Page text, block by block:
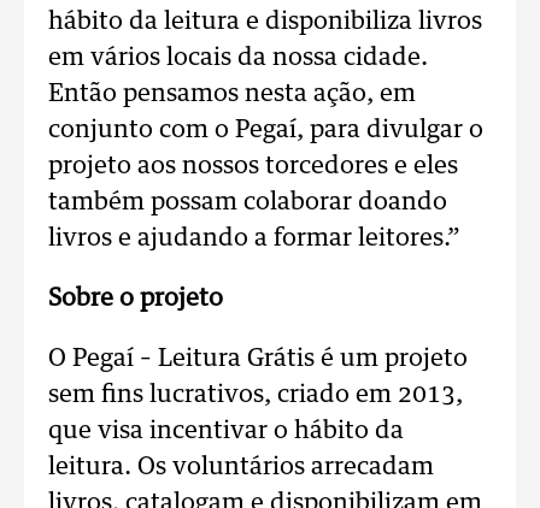
hábito da leitura e disponibiliza livros
em vários locais da nossa cidade.
Então pensamos nesta ação, em
conjunto com o Pegaí, para divulgar o
projeto aos nossos torcedores e eles
também possam colaborar doando
livros e ajudando a formar leitores.”
Sobre o projeto
O Pegaí – Leitura Grátis é um projeto
sem fins lucrativos, criado em 2013,
que visa incentivar o hábito da
leitura. Os voluntários arrecadam
livros, catalogam e disponibilizam em